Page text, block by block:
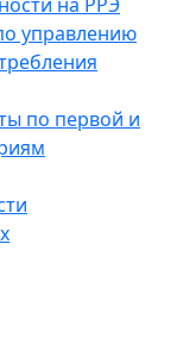
управлению
по первой и